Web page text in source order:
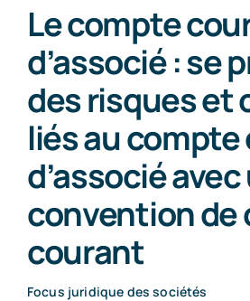
Carrière
Contact
Le compte
d’associé : se
des risques et
liés au
d’associé
convention de
courant
Focus juridique des sociétés